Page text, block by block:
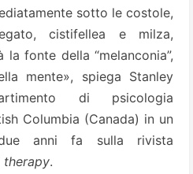
sotto le costole,
cistifellea e milza,
la fonte della “melanconia”,
mente», spiega Stanley
di psicologia
Columbia (Canada) in un
anni fa sulla rivista
therapy.